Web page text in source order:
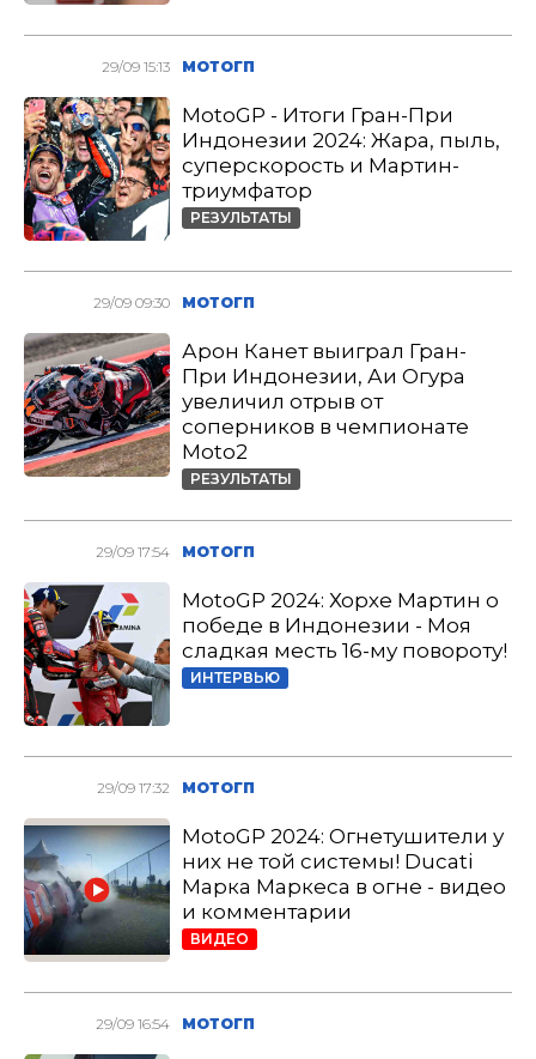
29/09 15:13 МОТОГП
MotoGP - Итоги Гран-При
Индонезии 2024: Жара, пыль,
суперскорость и Мартин-
триумфатор
РЕЗУЛЬТАТЫ
29/09 09:30 МОТОГП
Арон Канет выиграл Гран-
При Индонезии, Аи Огура
увеличил отрыв от
соперников в чемпионате
Moto2
РЕЗУЛЬТАТЫ
29/09 17:54 МОТОГП
MotoGP 2024: Хорхе Мартин о
победе в Индонезии - Моя
сладкая месть 16-му повороту!
ИНТЕРВЬЮ
29/09 17:32 МОТОГП
MotoGP 2024: Огнетушители у
них не той системы! Ducati
Марка Маркеса в огне - видео
и комментарии
ВИДЕО
29/09 16:54 МОТОГП